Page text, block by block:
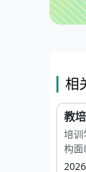
相
教
培训
构面